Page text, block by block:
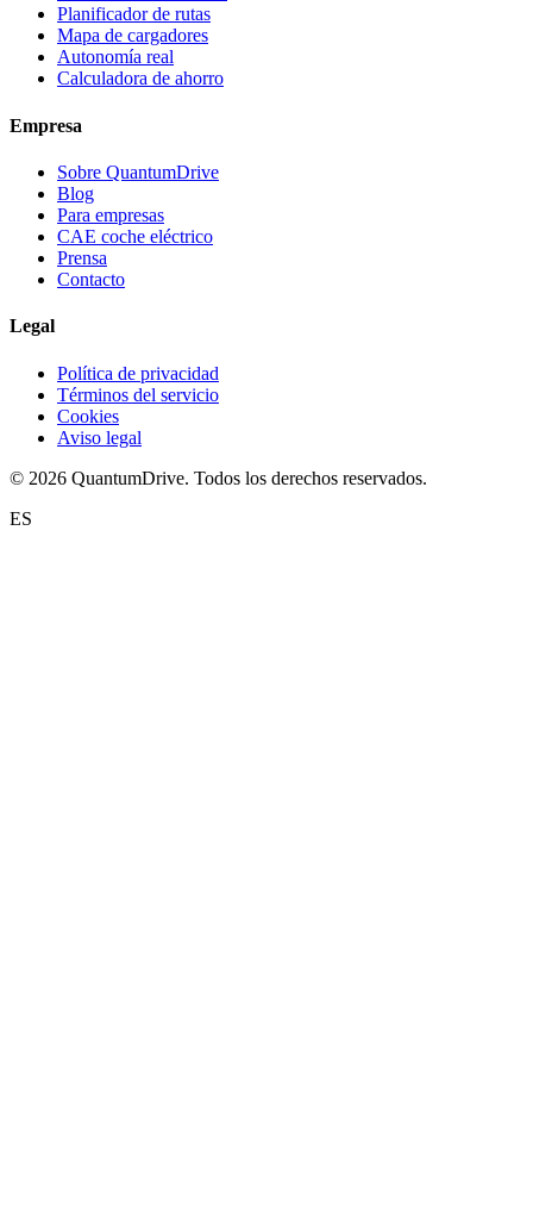
Planificador de rutas
Mapa de cargadores
Autonomía real
Calculadora de ahorro
Empresa
Sobre QuantumDrive
Blog
Para empresas
CAE coche eléctrico
Prensa
Contacto
Legal
Política de privacidad
Términos del servicio
Cookies
Aviso legal
© 2026 QuantumDrive. Todos los derechos reservados.
ES